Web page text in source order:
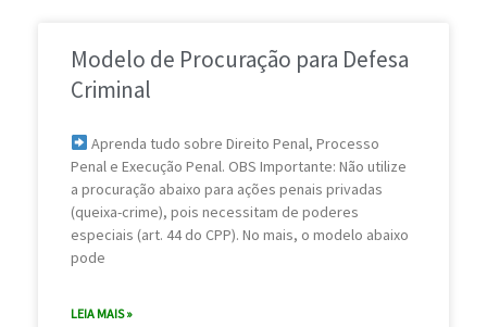
Modelo de Procuração para Defesa
Criminal
Aprenda tudo sobre Direito Penal, Processo
Penal e Execução Penal. OBS Importante: Não utilize
a procuração abaixo para ações penais privadas
(queixa-crime), pois necessitam de poderes
especiais (art. 44 do CPP). No mais, o modelo abaixo
pode
LEIA MAIS »